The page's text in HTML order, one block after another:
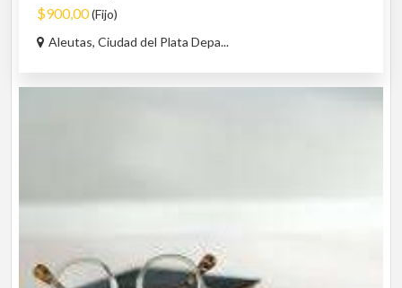
$900,00(Fijo)
Aleutas, Ciudad del Plata Depa...